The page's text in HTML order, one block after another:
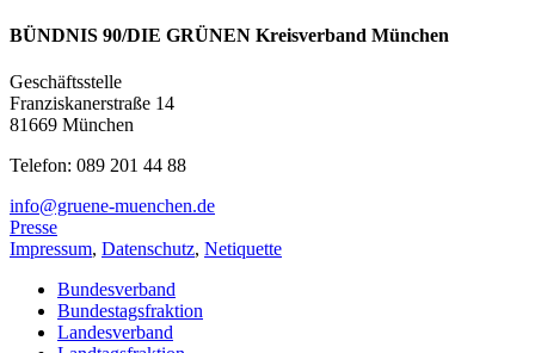
BÜNDNIS 90/DIE GRÜNEN Kreisverband München
Geschäftsstelle
Franziskanerstraße 14
81669 München
Telefon: 089 201 44 88
info@gruene-muenchen.de
Presse
Impressum, Datenschutz, Netiquette
Bundesverband
Bundestagsfraktion
Landesverband